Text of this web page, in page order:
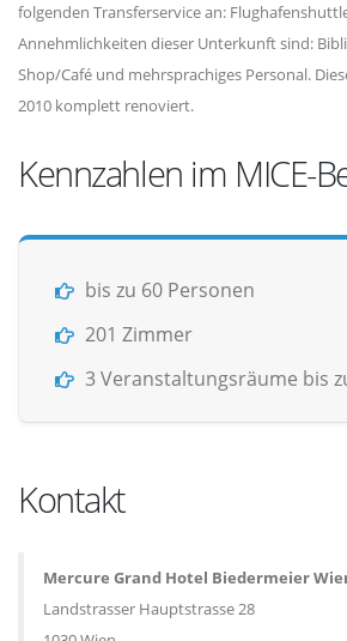
folgenden Transferservice an:
Annehmlichkeiten dieser Unterkunft sind:
Shop/Café und mehrsprachiges Personal.
2010 komplett renoviert.
Kennzahlen im MICE-
bis zu 60 Personen
201 Zimmer
3 Veranstaltungsräume bis
Kontakt
Mercure Grand Hotel Biedermeier
Landstrasser Hauptstrasse 28